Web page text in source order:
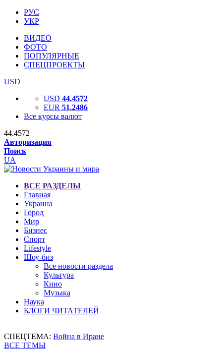
РУС
УКР
ВИДЕО
ФОТО
ПОПУЛЯРНЫЕ
СПЕЦПРОЕКТЫ
USD
USD 44.4572
EUR 51.2486
Все курсы валют
44.4572
Авторизация
Поиск
UA
ВСЕ РАЗДЕЛЫ
Главная
Украина
Город
Мир
Бизнес
Спорт
Lifestyle
Шоу-биз
Все новости раздела
Культура
Кино
Музыка
Наука
БЛОГИ ЧИТАТЕЛЕЙ
СПЕЦТЕМА: Война в Иране
ВСЕ ТЕМЫ